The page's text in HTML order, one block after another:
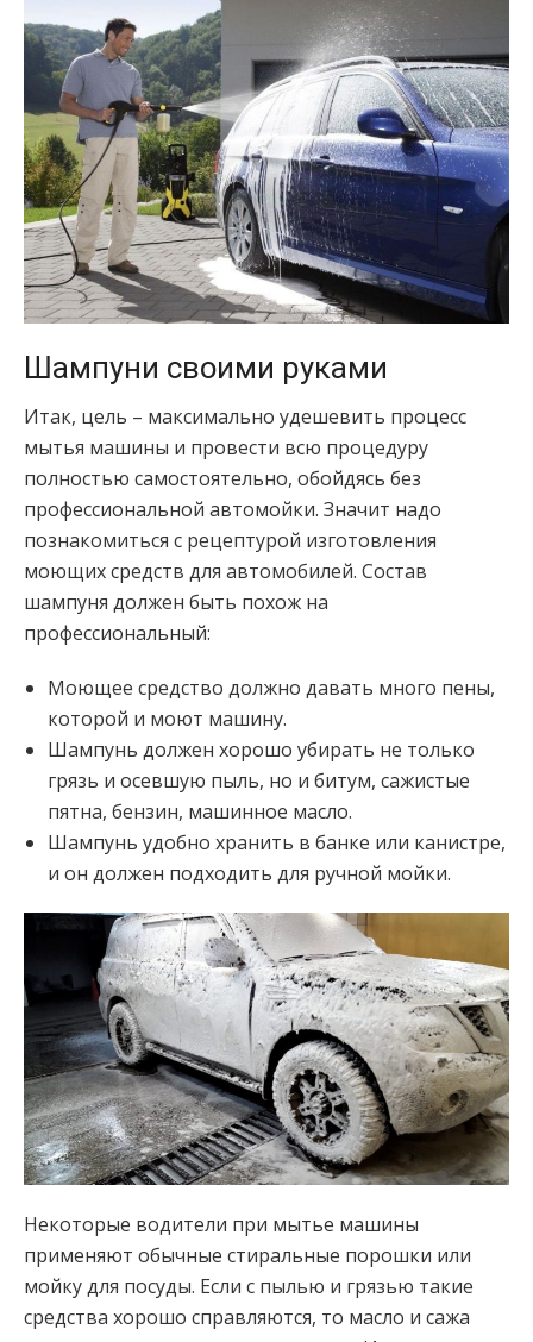
Шампуни своими руками
Итак, цель – максимально удешевить процесс
мытья машины и провести всю процедуру
полностью самостоятельно, обойдясь без
профессиональной автомойки. Значит надо
познакомиться с рецептурой изготовления
моющих средств для автомобилей. Состав
шампуня должен быть похож на
профессиональный:
Моющее средство должно давать много пены,
которой и моют машину.
Шампунь должен хорошо убирать не только
грязь и осевшую пыль, но и битум, сажистые
пятна, бензин, машинное масло.
Шампунь удобно хранить в банке или канистре,
и он должен подходить для ручной мойки.
Некоторые водители при мытье машины
применяют обычные стиральные порошки или
мойку для посуды. Если с пылью и грязью такие
средства хорошо справляются, то масло и сажа